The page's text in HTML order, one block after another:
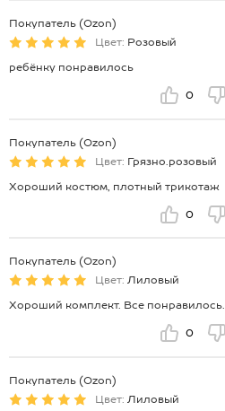
Покупатель (Ozon)
Цвет: Розовый
ребёнку понравилось
0
Покупатель (Ozon)
Цвет: Грязно.розовый
Хороший костюм, плотный трикотаж
0
Покупатель (Ozon)
Цвет: Лиловый
Хороший комплект. Все понравилось.
0
Покупатель (Ozon)
Цвет: Лиловый